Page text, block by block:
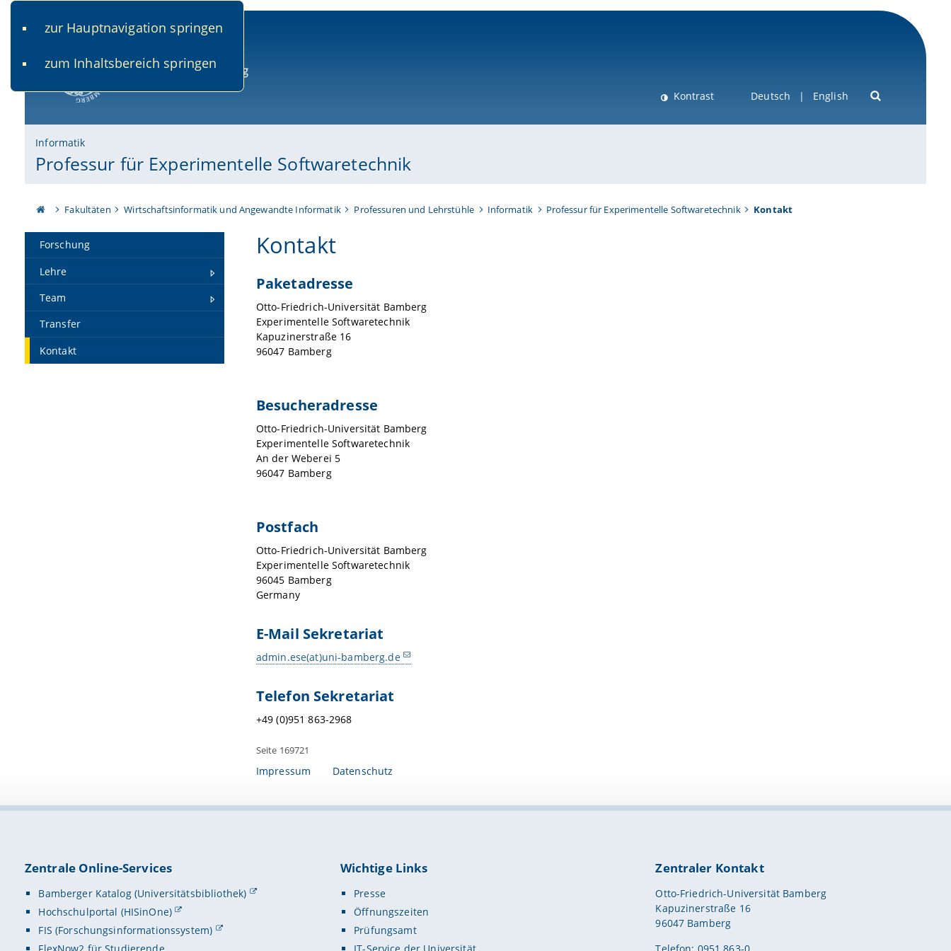
zur Hauptnavigation springen
zum Inhaltsbereich springen
Kontrast Deutsch English
Informatik
Professur für Experimentelle Softwaretechnik
Fakultäten Wirtschaftsinformatik und Angewandte Informatik Professuren und Lehrstühle Informatik Professur für Experimentelle Softwaretechnik Kontakt
Forschung
Lehre
Team
Transfer
Kontakt
Kontakt
Paketadresse
Otto-Friedrich-Universität Bamberg
Experimentelle Softwaretechnik
Kapuzinerstraße 16
96047 Bamberg
Besucheradresse
Otto-Friedrich-Universität Bamberg
Experimentelle Softwaretechnik
An der Weberei 5
96047 Bamberg
Postfach
Otto-Friedrich-Universität Bamberg
Experimentelle Softwaretechnik
96045 Bamberg
Germany
E-Mail Sekretariat
admin.ese(at)uni-bamberg.de
Telefon Sekretariat
+49 (0)951 863-2968
Seite 169721
Impressum Datenschutz
Zentrale Online-Services
Bamberger Katalog (Universitätsbibliothek)
Hochschulportal (HISinOne)
FIS (Forschungsinformationssystem)
Wichtige Links
Presse
Öffnungszeiten
Prüfungsamt
Zentraler Kontakt
Otto-Friedrich-Universität Bamberg
Kapuzinerstraße 16
96047 Bamberg